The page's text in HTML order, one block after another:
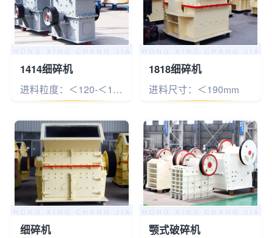
1414细碎机
进料粒度：＜120-＜190mm
1818细碎机
进料尺寸：＜190mm
细碎机 颚式破碎机